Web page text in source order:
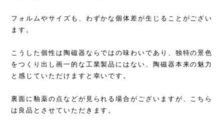
フォルムやサイズも、わずかな個体差が生じることがござい
ます。
こうした個性は陶磁器ならではの味わいであり、独特の景色
をつくり出し画一的な工業製品にはない、陶磁器本来の魅力
と感じていただけますと幸いです。
裏面に釉薬の点などが見られる場合がございますが、こちら
は良品とさせていただきます。